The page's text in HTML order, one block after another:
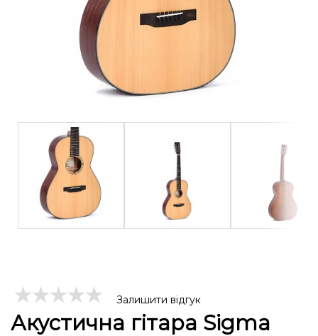
Залишити відгук
Акустична гітара Sigma